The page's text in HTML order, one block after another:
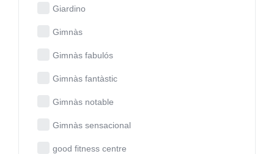
Giardino
Gimnàs
Gimnàs fabulós
Gimnàs fantàstic
Gimnàs notable
Gimnàs sensacional
good fitness centre